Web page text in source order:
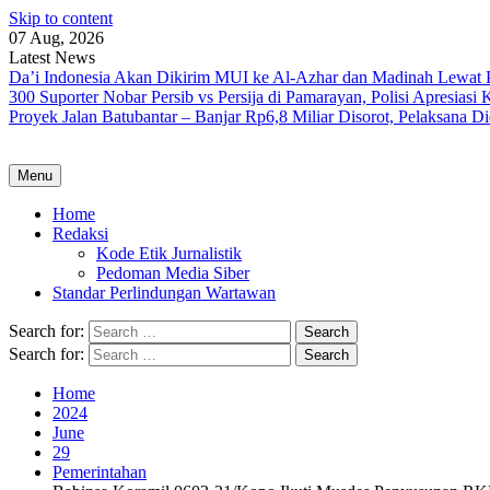
Skip to content
07 Aug, 2026
Latest News
Da’i Indonesia Akan Dikirim MUI ke Al-Azhar dan Madinah Lewat
300 Suporter Nobar Persib vs Persija di Pamarayan, Polisi
Proyek Jalan Batubantar – Banjar Rp6,8 Miliar Disorot, Pelaksana
Menu
Home
Redaksi
Kode Etik Jurnalistik
Pedoman Media Siber
Standar Perlindungan Wartawan
Search for:
Search for:
Home
2024
June
29
Pemerintahan